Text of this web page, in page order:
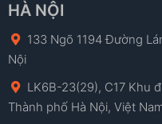
HÀ NỘI
133 Ngõ 1194 Đường
Nội
LK6B-23(29), C17 Khu
Thành phố Hà Nội, Việt